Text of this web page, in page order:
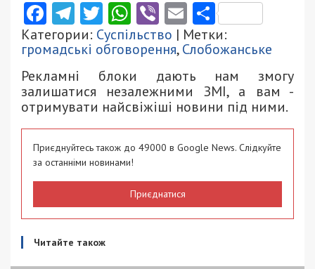
Facebook
Telegram
Twitter
WhatsApp
ViberEmail
Категории: Суспільство | Метки:
громадські обговорення,Слобожанське
Рекламні блоки дають нам змогу
залишатися незалежними ЗМІ, а вам -
отримувати найсвіжіші новини під ними.
Приєднуйтесь також до 49000 в Google News. Слідкуйте
за останніми новинами!
Приєднатися
Читайте також